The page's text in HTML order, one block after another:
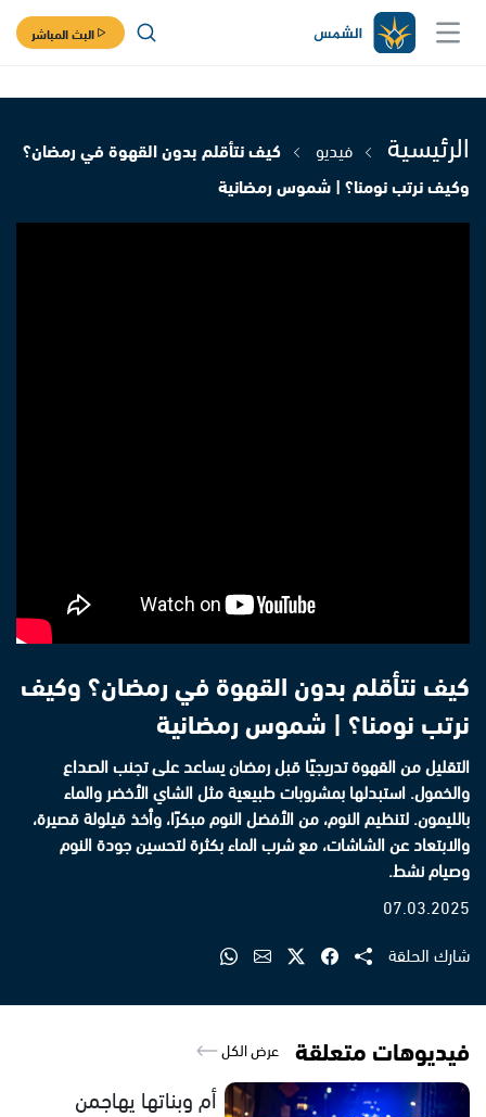
البث المباشر
الرئيسية فيديو
كيف نتأقلم بدون القهوة في رمضان؟
وكيف نرتب نومنا؟ | شموس رمضانية
كيف نتأقلم بدون القهوة في رمضان؟ وكيف
نرتب نومنا؟ | شموس رمضانية
التقليل من القهوة تدريجيًا قبل رمضان يساعد على تجنب الصداع
والخمول. استبدلها بمشروبات طبيعية مثل الشاي الأخضر والماء
بالليمون. لتنظيم النوم، من الأفضل النوم مبكرًا، وأخذ قيلولة قصيرة،
والابتعاد عن الشاشات، مع شرب الماء بكثرة لتحسين جودة النوم
وصيام نشط.
07.03.2025
شارك الحلقة
فيديوهات متعلقة عرض الكل
أم وبناتها يهاجمن